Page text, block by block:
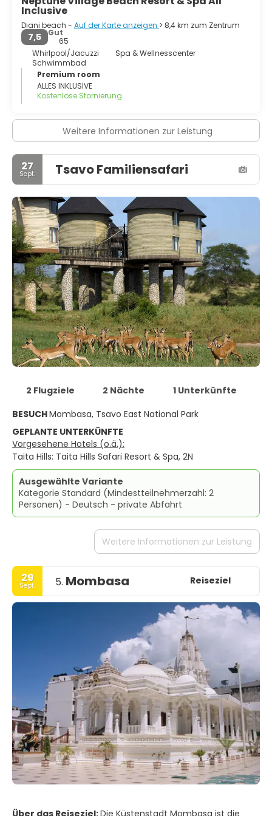
Inclusive
Diani beach - Auf der Karte anzeigen > 8,4 km zum Zentrum
7,5
Gut
65
Whirlpool/Jacuzzi
Spa & Wellnesscenter
Schwimmbad
Premium room
ALLES INKLUSIVE
Kostenlose Stornierung
Weitere Informationen zur Leistung
27
Sept. Tsavo Familiensafari
2 Flugziele 2 Nächte
1 Unterkünfte
BESUCHMombasa, Tsavo East National Park
GEPLANTE UNTERKÜNFTE
Vorgesehene Hotels (o.ä.):
Taita Hills: Taita Hills Safari Resort & Spa, 2N
Ausgewählte Variante
Kategorie Standard (Mindestteilnehmerzahl: 2
Personen) - Deutsch - private Abfahrt
Weitere Informationen zur Leistung
29
Sept. 5. Mombasa Reiseziel
Über das Reiseziel:Die Küstenstadt Mombasa ist die